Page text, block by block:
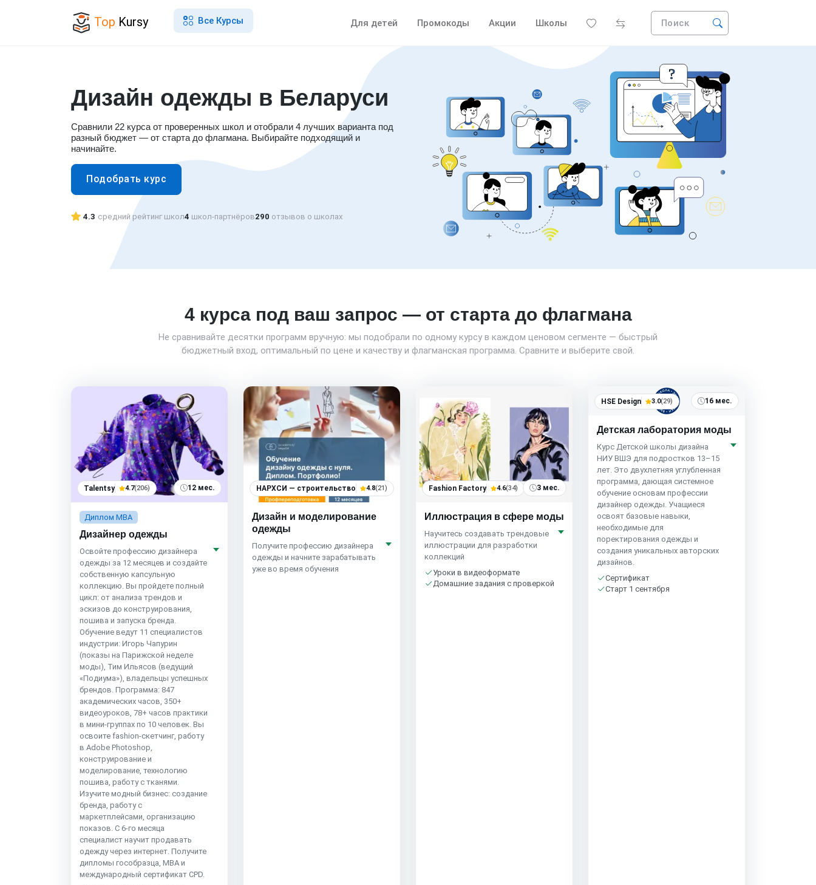
Top Kursy Все Курсы Для детей Промокоды Акции Школы Поиск
Дизайн одежды в Беларуси
Сравнили 22 курса от проверенных школ и отобрали 4 лучших варианта под
разный бюджет — от старта до флагмана. Выбирайте подходящий и
начинайте.
Подобрать курс
4.3 средний рейтинг школ4 школ-партнёров290 отзывов о школах
?
4 курса под ваш запрос — от старта до флагмана
Не сравнивайте десятки программ вручную: мы подобрали по одному курсу в каждом ценовом сегменте — быстрый
бюджетный вход, оптимальный по цене и качеству и флагманская программа. Сравните и выберите свой.
Talentsy 4.7(206) 12 мес.
Диплом MBA
Дизайнер одежды
Освойте профессию дизайнера
одежды за 12 месяцев и создайте
собственную капсульную
коллекцию. Вы пройдете полный
цикл: от анализа трендов и
эскизов до конструирования,
пошива и запуска бренда.
Обучение ведут 11 специалистов
индустрии: Игорь Чапурин
(показы на Парижской неделе
моды), Тим Ильясов (ведущий
«Подиума»), владельцы успешных
брендов. Программа: 847
академических часов, 350+
видеоуроков, 78+ часов практики
в мини-группах по 10 человек. Вы
освоите fashion-скетчинг, работу
в Adobe Photoshop,
конструирование и
моделирование, технологию
пошива, работу с тканями.
Изучите модный бизнес: создание
бренда, работу с
маркетплейсами, организацию
показов. С 6-го месяца
специалист научит продавать
одежду через интернет. Получите
дипломы гособразца, MBA и
международный сертификат CPD.
НАРХСИ — строительство 4.8(21)
Дизайн и моделирование
одежды
Получите профессию дизайнера
одежды и начните зарабатывать
уже во время обучения
Fashion Factory 4.6(34) 3 мес.
Иллюстрация в сфере моды
Научитесь создавать трендовые
иллюстрации для разработки
коллекций
Уроки в видеоформате
Домашние задания с проверкой
HSE Design 3.0(29) 16 мес.
Детская лаборатория моды
Курс Детской школы дизайна
НИУ ВШЭ для подростков 13–15
лет. Это двухлетняя углубленная
программа, дающая системное
обучение основам профессии
дизайнер одежды. Учащиеся
освоят базовые навыки,
необходимые для
поректирования одежды и
создания уникальных авторских
дизайнов.
Сертификат
Старт 1 сентября